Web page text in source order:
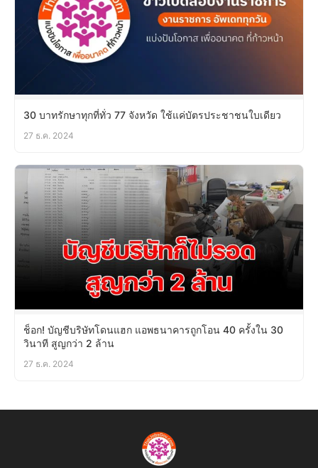
30 บาทรักษาทุกที่ทั่ว 77 จังหวัด ใช้แค่บัตรประชาชนใบเดียว
27 ธ.ค. 2024
ช็อก! บัญชีบริษัทโดนแฮก แอพธนาคารถูกโอน 40 ครั้งใน 30
วินาที สูญกว่า 2 ล้าน
27 ธ.ค. 2024